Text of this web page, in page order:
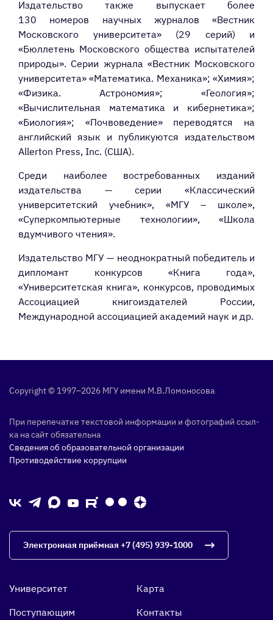
Издательство также выпускает более
130 номеров научных журналов «Вестник
Московского университета» (29 серий) и
«Бюллетень Московского общества испытателей
природы». Серии журнала «Вестник Московского
университета» «Математика. Механика»; «Химия»;
«Физика. Астрономия»; «Геология»;
«Вычислительная математика и кибернетика»;
«Биология»; «Почвоведение» переводятся на
английский язык и публикуются издательством
Allerton Press, Inc. (США).
Среди наиболее востребованных изданий
издательства — серии «Классический
университетский учебник», «МГУ – школе»,
«Суперкомпьютерные технологии», «Школа
вдумчивого чтения».
Издательство МГУ — неоднократный победитель и
дипломант конкурсов «Книга года»,
«Университетская книга», конкурсов, проводимых
Ассоциацией книгоиздателей России,
Международной ассоциацией академий наук и др.
Copyright © 1997–2026 МГУ име­ни М.В.Ло­моно­сова
При пе­репе­чат­ке тек­сто­вой ин­форма­ции и фо­тог­ра­фий ссыл­
ка на сайт обя­затель­на
Сведения об образовательной организации
Противодействие коррупции
Электронная приёмная +7 (495) 939-1000
Университет
Поступающим
Карта
Контакты